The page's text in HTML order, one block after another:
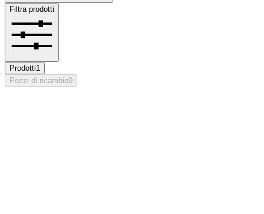
Filtra prodotti
Prodotti1
Pezzi di ricambio0